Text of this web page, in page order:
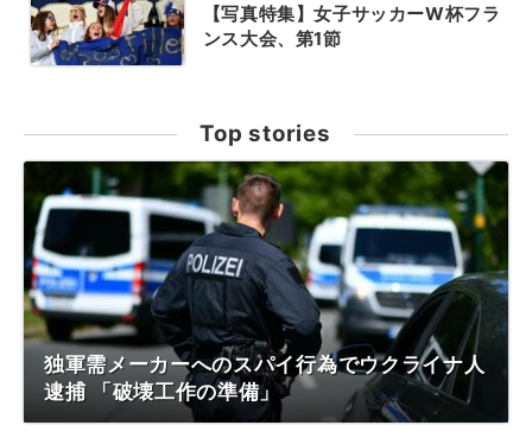
【写真特集】女子サッカーW杯フラ
ンス大会、第1節
Top stories
独軍需メーカーへのスパイ行為でウクライナ人
逮捕 「破壊工作の準備」